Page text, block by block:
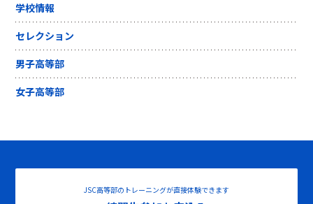
学校情報
セレクション
男子高等部
女子高等部
JSC高等部のトレーニングが直接体験できます